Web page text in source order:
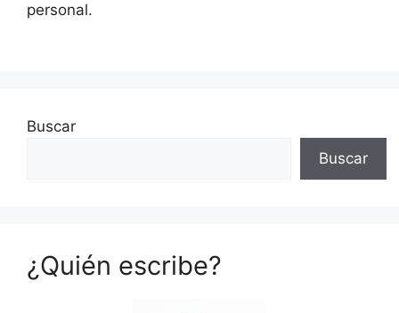
personal.
Buscar
Buscar
¿Quién escribe?